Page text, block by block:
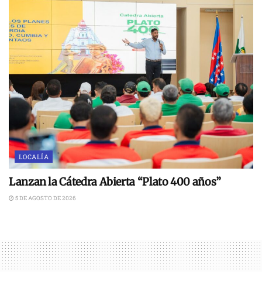
LOCALÍA
Lanzan la Cátedra Abierta “Plato 400 años”
5 DE AGOSTO DE 2026